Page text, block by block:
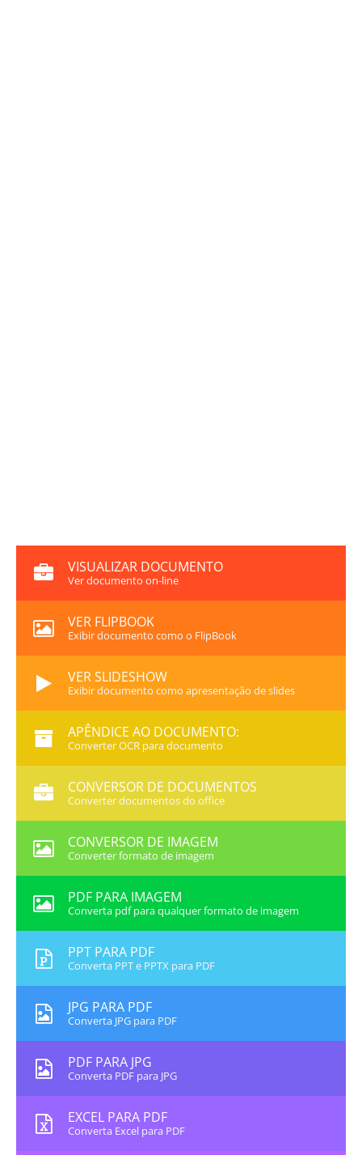
VISUALIZAR DOCUMENTO
Ver documento on-line
VER FLIPBOOK
Exibir documento como o FlipBook
VER SLIDESHOW
Exibir documento como apresentação de slides
APÊNDICE AO DOCUMENTO:
Converter OCR para documento
CONVERSOR DE DOCUMENTOS
Converter documentos do office
CONVERSOR DE IMAGEM
Converter formato de imagem
PDF PARA IMAGEM
Converta pdf para qualquer formato de imagem
PPT PARA PDF
Converta PPT e PPTX para PDF
JPG PARA PDF
Converta JPG para PDF
PDF PARA JPG
Converta PDF para JPG
EXCEL PARA PDF
Converta Excel para PDF